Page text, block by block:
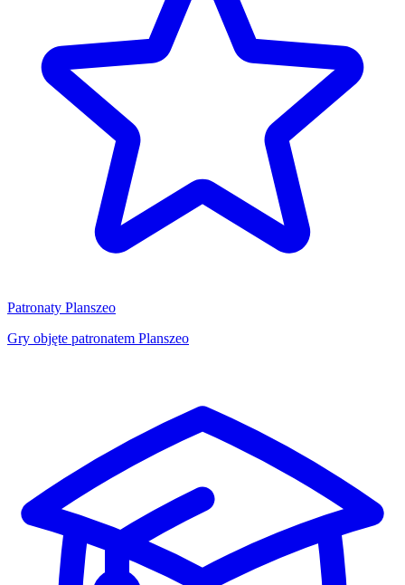
Patronaty Planszeo
Gry objęte patronatem Planszeo